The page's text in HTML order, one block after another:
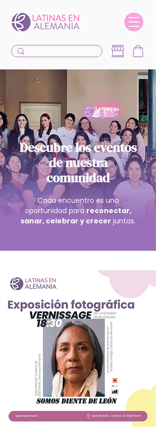
Descubre los eventos
de nuestra
comunidad
Cada encuentro es una
oportunidad parareconectar,
sanar, celebrar y crecer juntas.